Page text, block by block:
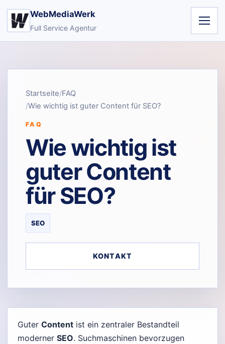
WebMediaWerk
Full Service Agentur
Startseite FAQ
Wie wichtig ist guter Content für SEO?
FAQ
Wie wichtig ist
guter Content
für SEO?
SEO
KONTAKT
Guter Content ist ein zentraler Bestandteil
moderner SEO. Suchmaschinen bevorzugen